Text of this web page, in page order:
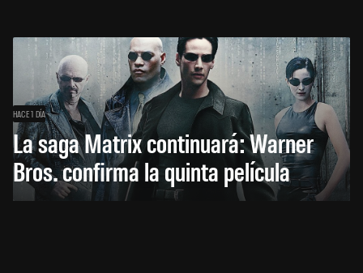
HACE 1 DÍA
La saga Matrix continuará: Warner
Bros. confirma la quinta película